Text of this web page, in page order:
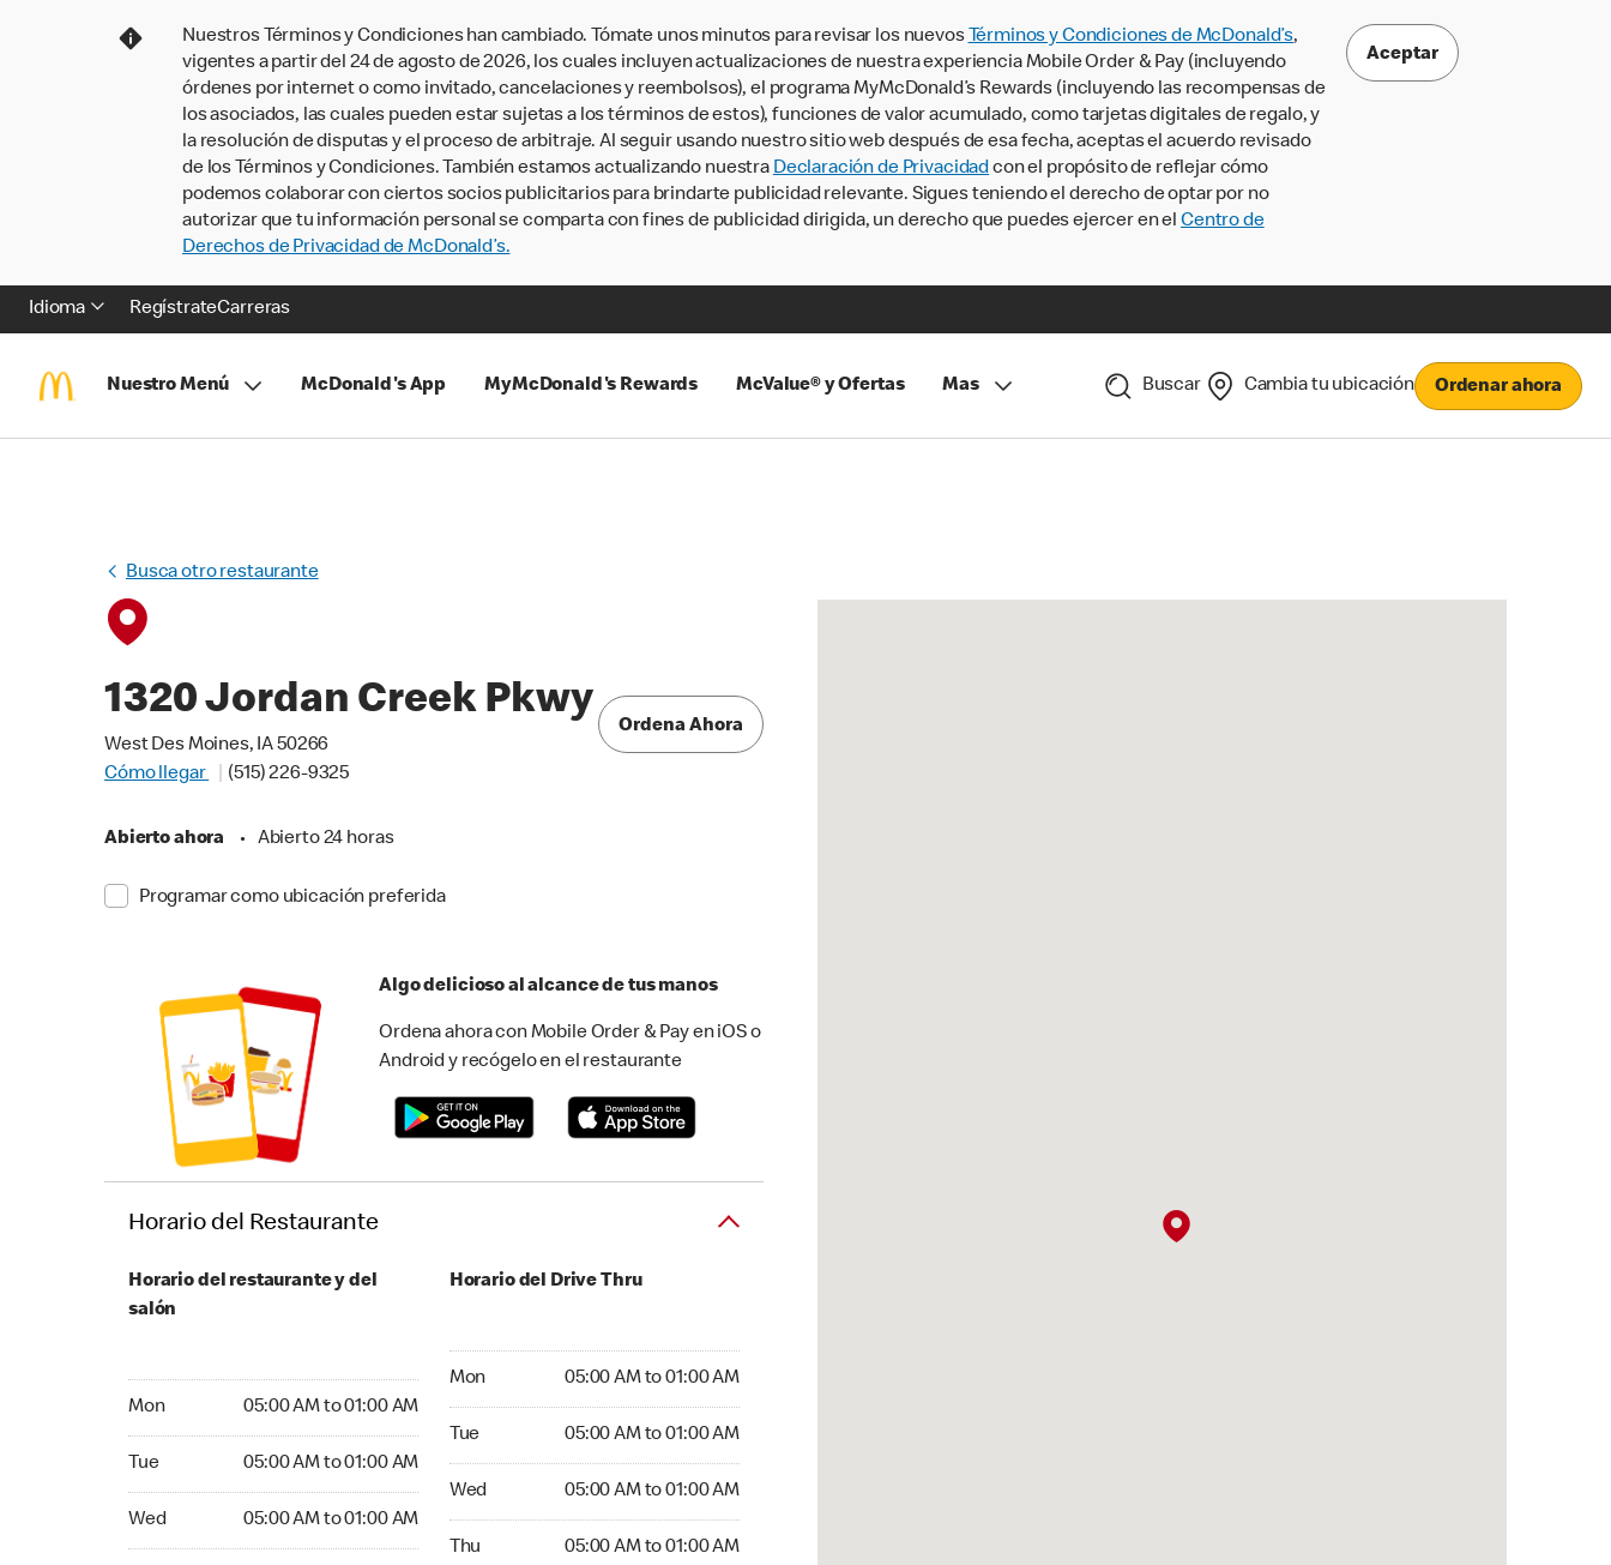
Nuestros Términos y Condiciones han cambiado. Tómate unos minutos para revisar los nuevos Términos y Condiciones de McDonald’s,
vigentes a partir del 24 de agosto de 2026, los cuales incluyen actualizaciones de nuestra experiencia Mobile Order & Pay (incluyendo
órdenes por internet o como invitado, cancelaciones y reembolsos), el programa MyMcDonald’s Rewards (incluyendo las recompensas de
los asociados, las cuales pueden estar sujetas a los términos de estos), funciones de valor acumulado, como tarjetas digitales de regalo, y
la resolución de disputas y el proceso de arbitraje. Al seguir usando nuestro sitio web después de esa fecha, aceptas el acuerdo revisado
de los Términos y Condiciones. También estamos actualizando nuestra Declaración de Privacidadcon el propósito de reflejar cómo
podemos colaborar con ciertos socios publicitarios para brindarte publicidad relevante. Sigues teniendo el derecho de optar por no
autorizar que tu información personal se comparta con fines de publicidad dirigida, un derecho que puedes ejercer en el Centro de
Derechos de Privacidad de McDonald’s.
Aceptar
Idioma RegístrateCarreras
Nuestro Menú McDonald's App MyMcDonald's Rewards McValue® y Ofertas Mas Buscar Cambia tu ubicación Ordenar ahora
Busca otro restaurante
1320 Jordan Creek Pkwy
West Des Moines, IA 50266
Cómo llegar
(515) 226-9325
Abierto ahora • Abierto 24 horas
Programar como ubicación preferida
Ordena Ahora
Algo delicioso al alcance de tus manos
Ordena ahora con Mobile Order & Pay en iOS o
Android y recógelo en el restaurante
Horario del Restaurante
Horario del restaurante y del
salón
Mon 05:00 AM to 01:00 AM
Tue 05:00 AM to 01:00 AM
Wed 05:00 AM to 01:00 AM
Horario del Drive Thru
Mon 05:00 AM to 01:00 AM
Tue 05:00 AM to 01:00 AM
Wed 05:00 AM to 01:00 AM
Thu 05:00 AM to 01:00 AM